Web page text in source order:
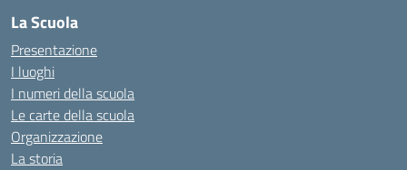
La Scuola
Presentazione
I luoghi
I numeri della scuola
Le carte della scuola
Organizzazione
La storia